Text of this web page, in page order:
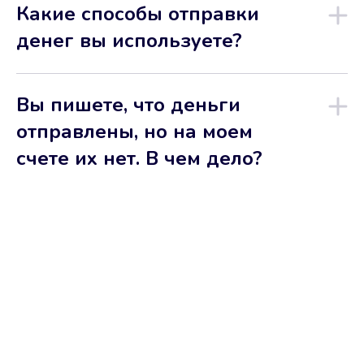
Какие способы отправки
денег вы используете?
Вы пишете, что деньги
отправлены, но на моем
счете их нет. В чем дело?